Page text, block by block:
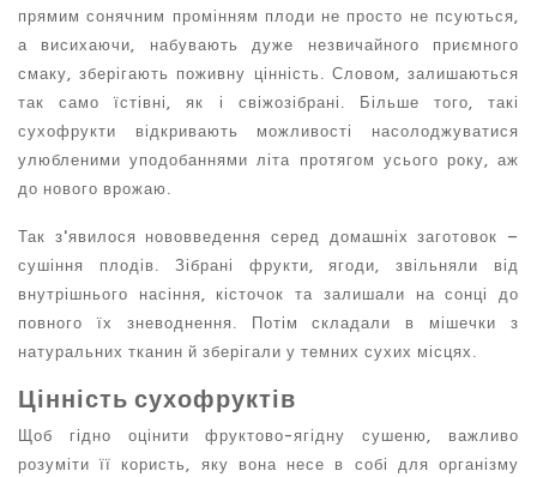
прямим сонячним промінням плоди не просто не псуються,
а висихаючи, набувають дуже незвичайного приємного
смаку, зберігають поживну цінність. Словом, залишаються
так само їстівні, як і свіжозібрані. Більше того, такі
сухофрукти відкривають можливості насолоджуватися
улюбленими уподобаннями літа протягом усього року, аж
до нового врожаю.
Так з'явилося нововведення серед домашніх заготовок –
сушіння плодів. Зібрані фрукти, ягоди, звільняли від
внутрішнього насіння, кісточок та залишали на сонці до
повного їх зневоднення. Потім складали в мішечки з
натуральних тканин й зберігали у темних сухих місцях.
Цінність сухофруктів
Щоб гідно оцінитифруктово-ягідну сушеню, важливо
розуміти її користь, яку вона несе в собі для організму